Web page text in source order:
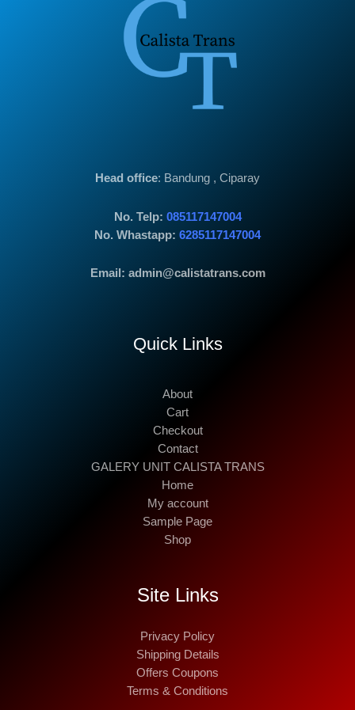
Head office: Bandung , Ciparay
No. Telp: 085117147004
No. Whastapp: 6285117147004
Email: admin@calistatrans.com
Quick Links
About
Cart
Checkout
Contact
GALERY UNIT CALISTA TRANS
Home
My account
Sample Page
Shop
Site Links
Privacy Policy
Shipping Details
Offers Coupons
Terms & Conditions